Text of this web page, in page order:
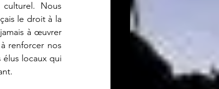
Nous
le droit à la
à œuvrer
renforcer nos
locaux qui